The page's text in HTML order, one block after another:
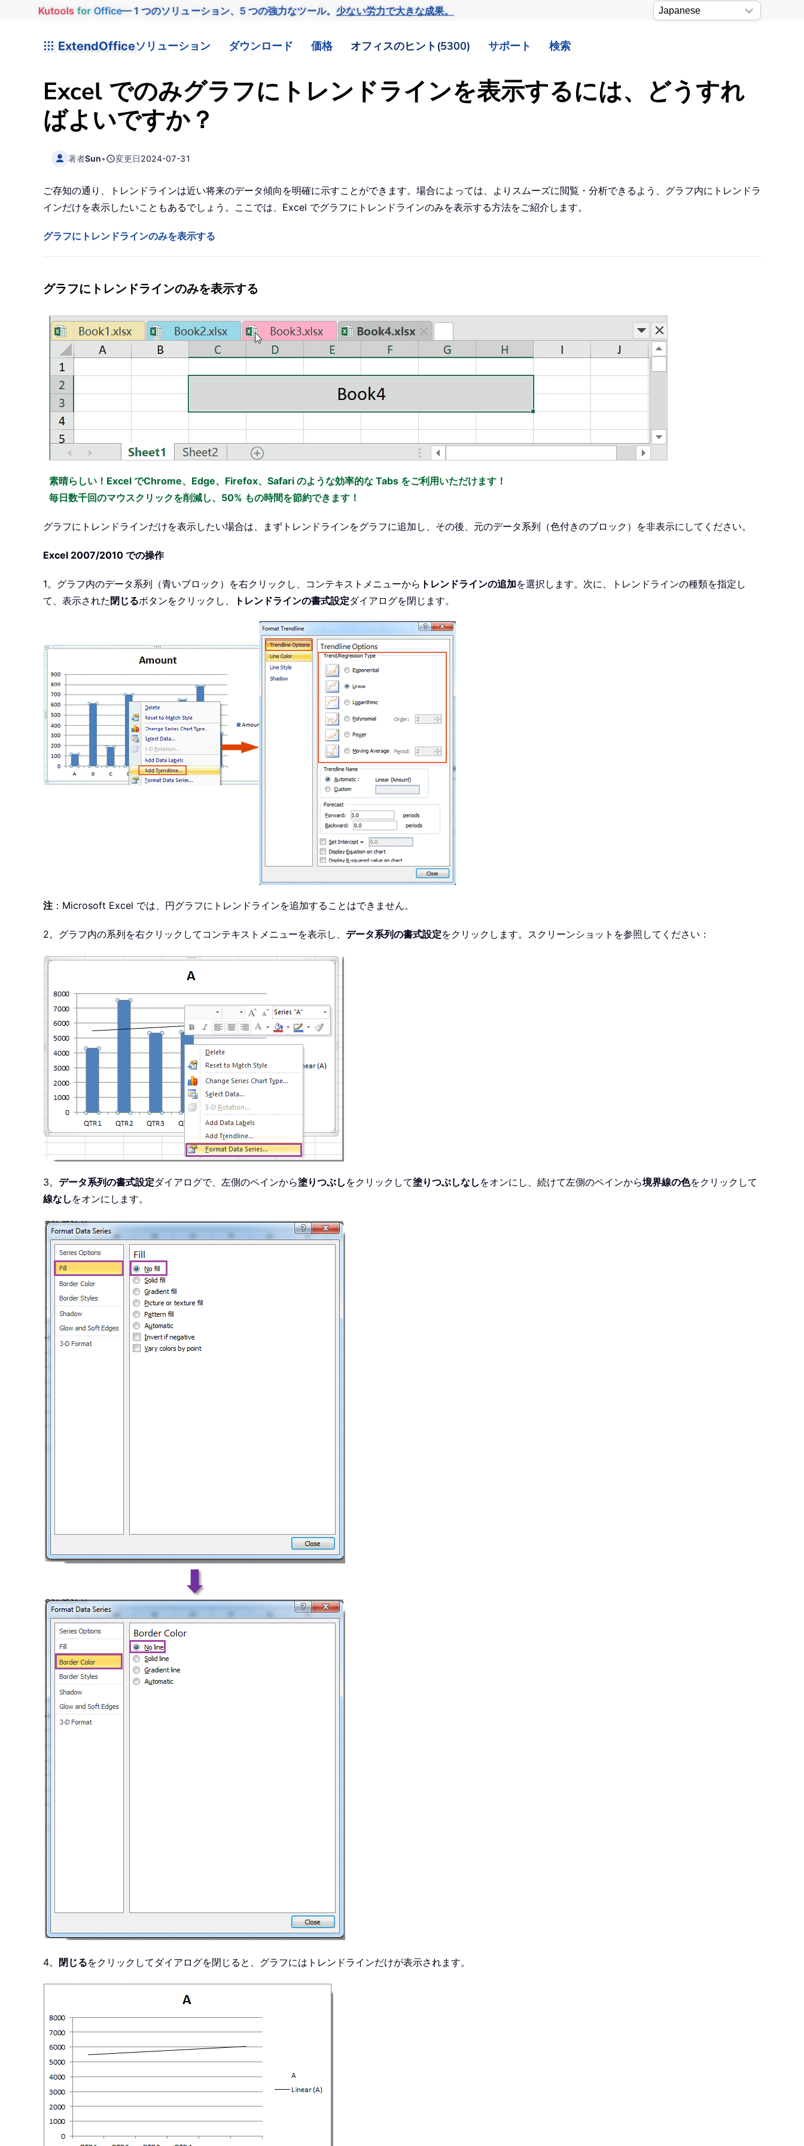
Kutools for Office— 1 つのソリューション、5 つの強力なツール。少ない労力で大きな成果。
ExtendOfficeソリューション ダウンロード 価格 オフィスのヒント(5300) サポート 検索
Excel でのみグラフにトレンドラインを表示するには、どうすれ
ばよいですか？
著者Sun• 変更日2024-07-31
ご存知の通り、トレンドラインは近い将来のデータ傾向を明確に示すことができます。場合によっては、よりスムーズに閲覧・分析できるよう、グラフ内にトレンドラ
インだけを表示したいこともあるでしょう。ここでは、Excel でグラフにトレンドラインのみを表示する方法をご紹介します。
グラフにトレンドラインのみを表示する
グラフにトレンドラインのみを表示する
素晴らしい！Excel でChrome、Edge、Firefox、Safari のような効率的な Tabs をご利用いただけます！
毎日数千回のマウスクリックを削減し、50% もの時間を節約できます！
グラフにトレンドラインだけを表示したい場合は、まずトレンドラインをグラフに追加し、その後、元のデータ系列（色付きのブロック）を非表示にしてください。
Excel 2007/2010 での操作
1。グラフ内のデータ系列（青いブロック）を右クリックし、コンテキストメニューから トレンドラインの追加を選択します。次に、トレンドラインの種類を指定し
て、表示された 閉じるボタンをクリックし、 トレンドラインの書式設定ダイアログを閉じます。
注 ：Microsoft Excel では、円グラフにトレンドラインを追加することはできません。
2。グラフ内の系列を右クリックしてコンテキストメニューを表示し、 データ系列の書式設定をクリックします。スクリーンショットを参照してください：
3。 データ系列の書式設定ダイアログで、左側のペインから塗りつぶし をクリックして塗りつぶしなし をオンにし、続けて左側のペインから境界線の色をクリックして
線なし をオンにします。
4。 閉じるをクリックしてダイアログを閉じると、グラフにはトレンドラインだけが表示されます。